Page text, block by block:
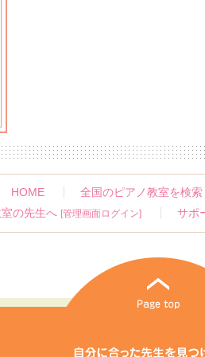
HOME 全国のピアノ教室を検索
の先生へ [管理画面ログイン] サポ